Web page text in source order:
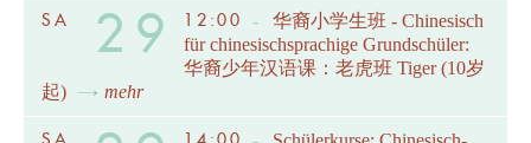
SA 29 12:00 -
华裔小学生班 - Chinesisch
für chinesischsprachige Grundschüler:
华裔少年汉语课：老虎班 Tiger (10岁
起)
mehr